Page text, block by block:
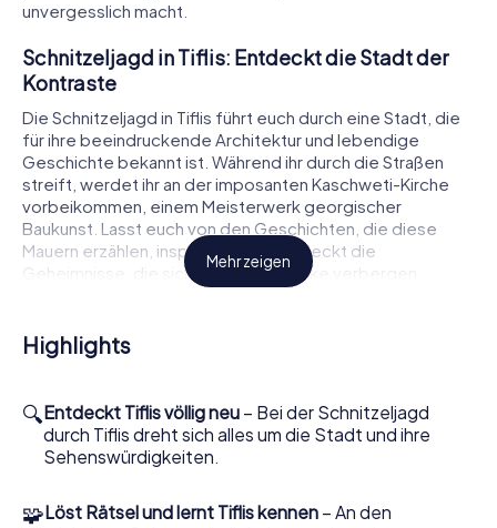
unvergesslich macht.
Schnitzeljagd in Tiflis: Entdeckt die Stadt der
Kontraste
Die Schnitzeljagd in Tiflis führt euch durch eine Stadt, die
für ihre beeindruckende Architektur und lebendige
Geschichte bekannt ist. Während ihr durch die Straßen
streift, werdet ihr an der imposanten Kaschweti-Kirche
vorbeikommen, einem Meisterwerk georgischer
Baukunst. Lasst euch von den Geschichten, die diese
Mauern erzählen, inspirieren und entdeckt die
Geheimnisse, die sich hinter jeder Ecke verbergen.
auch zum Staatlichen Sacharia-Paliaschwili-Theater für
Oper und Ballett. Auch wenn ihr nicht hineingeht, könnt ihr
genießen, die diesen Ort umgibt. Tiflis ist eine Stadt voller
Kontraste, und diese Schnitzeljagd bietet euch die
Möglichkeit, all diese Facetten hautnah zu erleben.
für alle Sinne
Mehr zeigen
Highlights
🔍Entdeckt Tiflis völlig neu – Bei der Schnitzeljagd
durch Tiflis dreht sich alles um die Stadt und ihre
Sehenswürdigkeiten.
🧩Löst Rätsel und lernt Tiflis kennen – An den